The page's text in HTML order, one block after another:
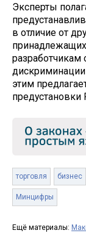
Эксперты
в отличие от
принадлежащих
разработчикам
дискриминации
этим
предустановки
торговля бизнес
Минцифры
Ещё материалы: